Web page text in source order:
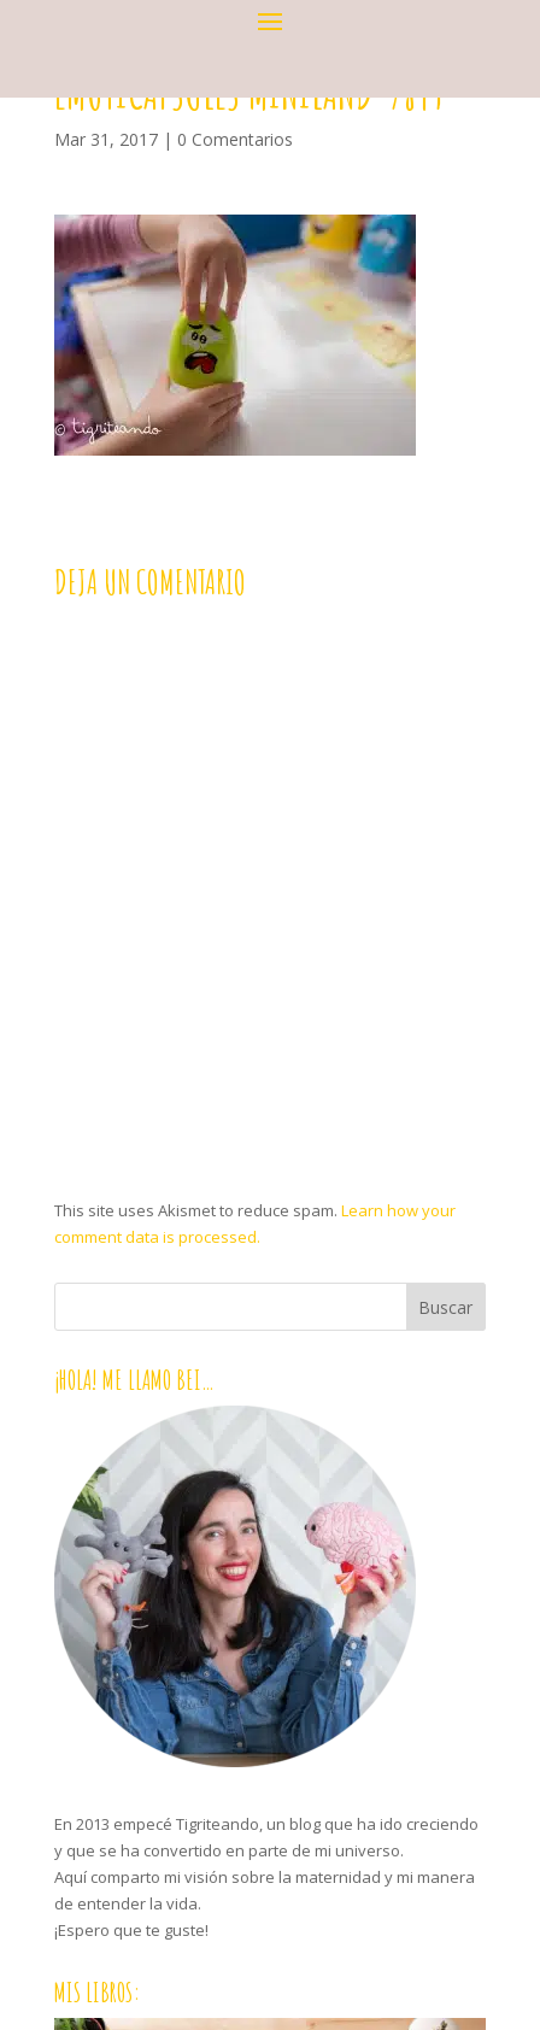
EMOTICAPSULES MINILAND-7849
Mar 31, 2017| 0 Comentarios
DEJA UN COMENTARIO
This site uses Akismet to reduce spam. Learn how your
comment data is processed.
¡HOLA! ME LLAMO BEI…
En 2013 empecé Tigriteando, un blog que ha ido creciendo
y que se ha convertido en parte de mi universo.
Aquí comparto mi visión sobre la maternidad y mi manera
de entender la vida.
¡Espero que te guste!
MIS LIBROS: